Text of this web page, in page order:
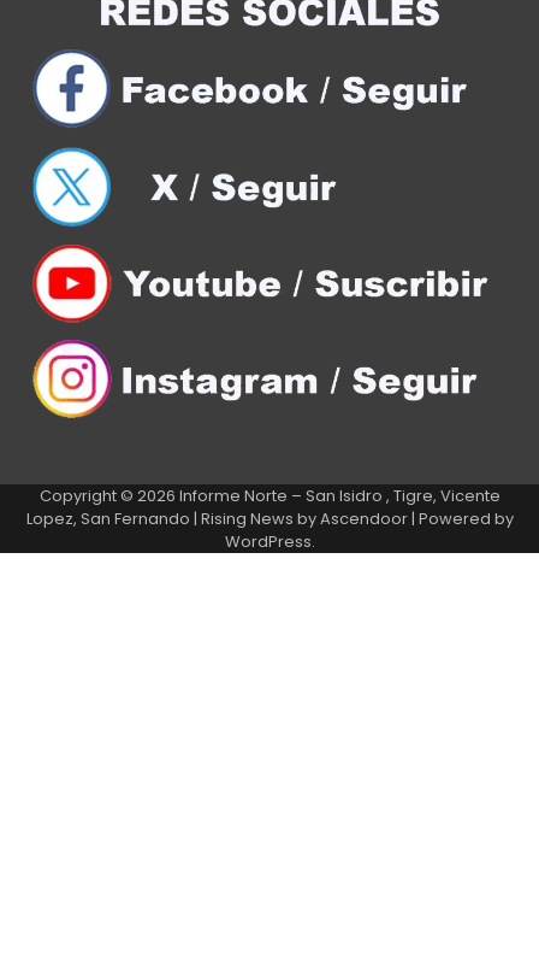
Copyright © 2026 Informe Norte – San Isidro , Tigre, Vicente
Lopez, San Fernando | Rising News byAscendoor| Powered by
WordPress.